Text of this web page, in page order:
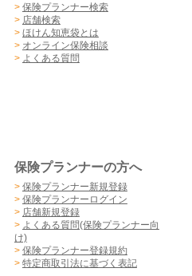
> 保険プランナー検索
> 店舗検索
> ほけん知恵袋とは
> オンライン保険相談
> よくある質問
保険プランナーの方へ
> 保険プランナー新規登録
> 保険プランナーログイン
> 店舗新規登録
> よくある質問(保険プランナー向
け)
> 保険プランナー登録規約
> 特定商取引法に基づく表記